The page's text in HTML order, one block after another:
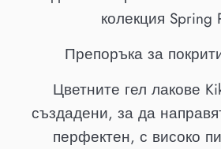
колекция Spring
Препоръка за
Цветните гел лакове
създадени, за да
перфектен, с високо